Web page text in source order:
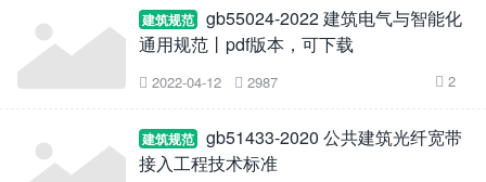
建筑规范
gb55024-2022 建筑电气与智能化
通用规范丨pdf版本，可下载
 2022-04-12  2987  2
建筑规范
gb51433-2020 公共建筑光纤宽带
接入工程技术标准